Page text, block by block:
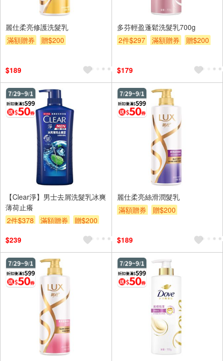
麗仕柔亮修護洗髮乳
滿額贈券
贈$200
$189
多芬輕盈蓬鬆洗髮乳700g
2件$297
滿額贈券 贈$200
$179
【Clear淨】男士去屑洗髮乳冰爽
薄荷止癢
2件$378
滿額贈券
贈$200
$239
麗仕柔亮絲滑潤髮乳
滿額贈券
贈$200
$189